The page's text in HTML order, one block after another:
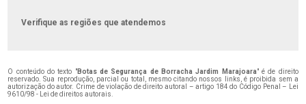
Verifique as regiões que atendemos
O conteúdo do texto "Botas de Segurança de Borracha Jardim Marajoara" é de direito
reservado. Sua reprodução, parcial ou total, mesmo citando nossos links, é proibida sem a
autorização do autor. Crime de violação de direito autoral – artigo 184 do Código Penal –
Lei
9610/98 - Lei de direitos autorais